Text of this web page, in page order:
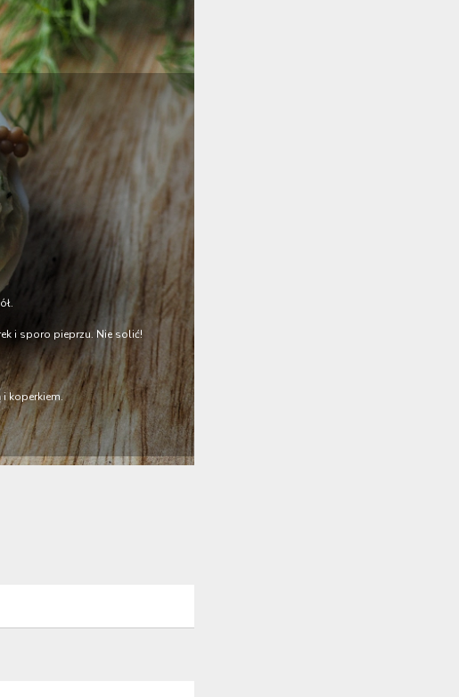
i sporo pieprzu. Nie solić!
koperkiem.